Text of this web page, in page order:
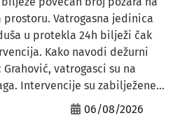
prostoru. Vatrogasna jedinica
u protekla 24h bilježi čak
Kako navodi dežurni
Grahović, vatrogasci su na
Intervencije su zabilježene...
06/08/2026